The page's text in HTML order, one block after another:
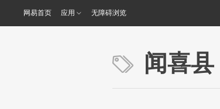
网易首页 应用 无障碍浏览
闻喜县